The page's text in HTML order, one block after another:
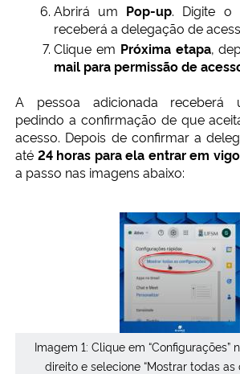
Abrirá um Pop-up. Digite o
receberá a delegação de
Clique em Próxima etapa,
mail para permissão de
A pessoa adicionada receberá
pedindo a confirmação de que
acesso. Depois de confirmar a
até 24 horas para ela entrar em
a passo nas imagens abaixo:
Imagem 1: Clique em “Configurações”
direito e selecione “Mostrar todas as